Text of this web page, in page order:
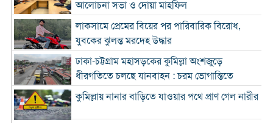
আলোচনা সভা ও দোয়া মাহফিল
লাকসামে প্রেমের বিয়ের পর পারিবারিক বিরোধ,
যুবকের ঝুলন্ত মরদেহ উদ্ধার
ঢাকা-চট্টগ্রাম মহাসড়কের কুমিল্লা অংশজুড়ে
ধীরগতিতে চলছে যানবাহন : চরম ভোগান্তিতে
কুমিল্লায় নানার বাড়িতে যাওয়ার পথে প্রাণ গেল নারীর